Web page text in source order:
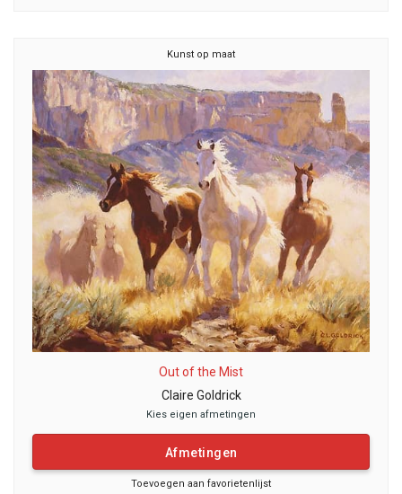
Kunst op maat
Out of the Mist
Claire Goldrick
Kies eigen afmetingen
Afmetingen
Toevoegen aan favorietenlijst